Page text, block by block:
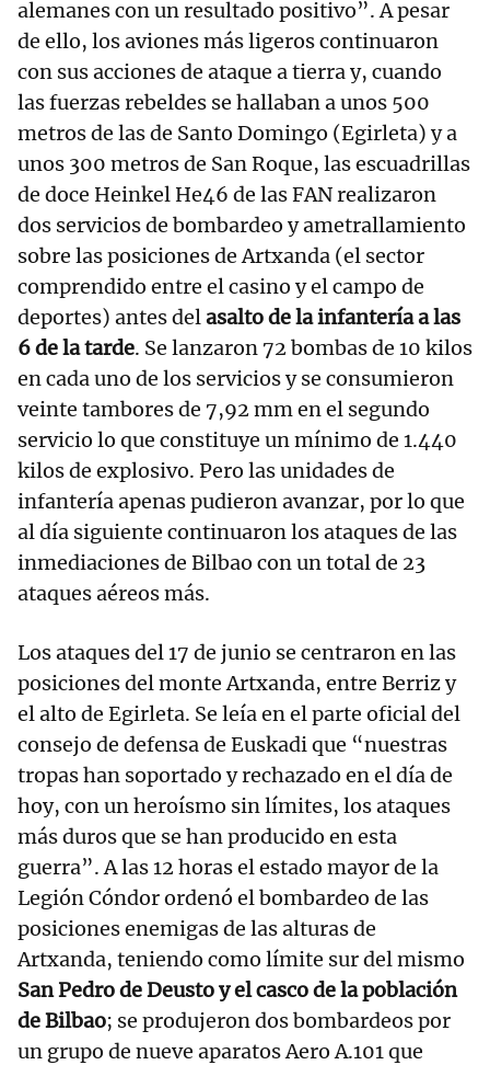
alemanes con un resultado positivo”. A pesar
de ello, los aviones más ligeros continuaron
con sus acciones de ataque a tierra y, cuando
las fuerzas rebeldes se hallaban a unos 500
metros de las de Santo Domingo (Egirleta) y a
unos 300 metros de San Roque, las escuadrillas
de doce Heinkel He46 de las FAN realizaron
dos servicios de bombardeo y ametrallamiento
sobre las posiciones de Artxanda (el sector
comprendido entre el casino y el campo de
deportes) antes delasalto de la infantería a las
6 de la tarde. Se lanzaron 72 bombas de 10 kilos
en cada uno de los servicios y se consumieron
veinte tambores de 7,92 mm en el segundo
servicio lo que constituye un mínimo de 1.440
kilos de explosivo. Pero las unidades de
infantería apenas pudieron avanzar, por lo que
al día siguiente continuaron los ataques de las
inmediaciones de Bilbao con un total de 23
ataques aéreos más.
Los ataques del 17 de junio se centraron en las
posiciones del monte Artxanda, entre Berriz y
el alto de Egirleta. Se leía en el parte oficial del
consejo de defensa de Euskadi que “nuestras
tropas han soportado y rechazado en el día de
hoy, con un heroísmo sin límites, los ataques
más duros que se han producido en esta
guerra”. A las 12 horas el estado mayor de la
Legión Cóndor ordenó el bombardeo de las
posiciones enemigas de las alturas de
Artxanda, teniendo como límite sur del mismo
San Pedro de Deusto y el casco de la población
de Bilbao; se produjeron dos bombardeos por
un grupo de nueve aparatos Aero A.101 que